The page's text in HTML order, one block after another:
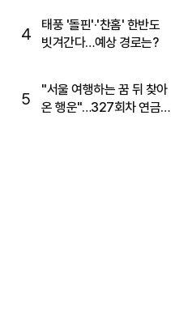
4
태풍 '돌핀'·'찬홈' 한반도
빗겨간다…예상 경로는?
5
"서울 여행하는 꿈 뒤 찾아
온 행운"…327회차 연금